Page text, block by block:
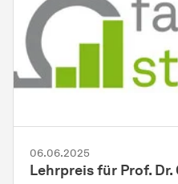
06.06.2025
Lehrpreis für Prof.